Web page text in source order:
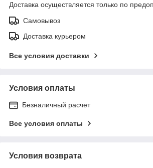
Доставка осуществляется только по
Самовывоз
Доставка курьером
Все условия доставки
Условия оплаты
Безналичный расчет
Все условия оплаты
Условия возврата